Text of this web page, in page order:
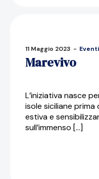
11 Maggio 2023 - Eventi
Marevivo
L’iniziativa nasce
isole siciliane prima
estiva e
sull’immenso […]